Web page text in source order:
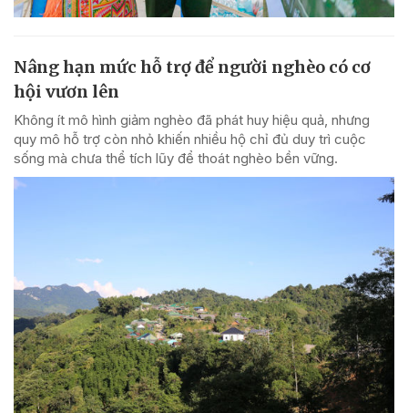
Nâng hạn mức hỗ trợ để người nghèo có cơ
hội vươn lên
Không ít mô hình giảm nghèo đã phát huy hiệu quả, nhưng
quy mô hỗ trợ còn nhỏ khiến nhiều hộ chỉ đủ duy trì cuộc
sống mà chưa thể tích lũy để thoát nghèo bền vững.